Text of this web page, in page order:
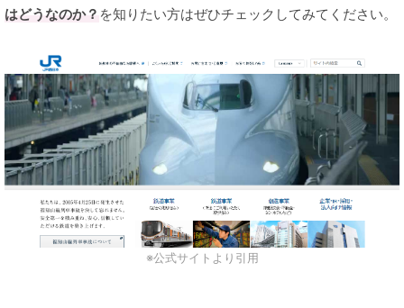
はどうなのか？ を知りたい方はぜひチェックしてみてください。
※公式サイトより引用